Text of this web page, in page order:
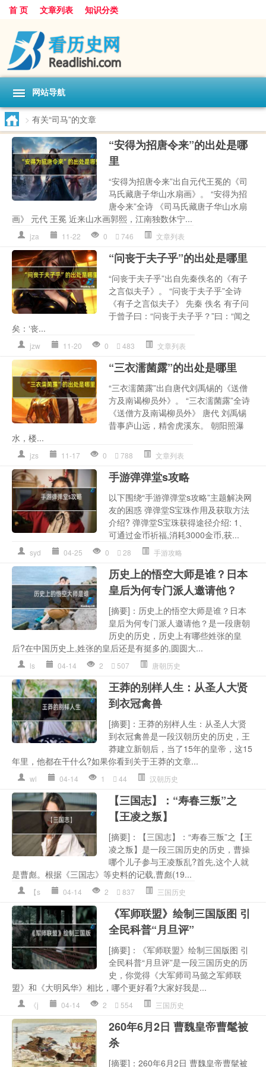
首 页 文章列表 知识分类
网站导航
> 有关“司马”的文章
“安得为招唐令来”的出处是哪
里
“安得为招唐令来”出自元代王冕的《司
马氏藏唐子华山水扇画》。 “安得为招
唐令来”全诗 《司马氏藏唐子华山水扇
画》 元代 王冕 近来山水画郭熙，江南独数休宁...
jza 11-22 0 746 文章列表
“问丧于夫子乎”的出处是哪里
“问丧于夫子乎”出自先秦佚名的《有子
之言似夫子》。 “问丧于夫子乎”全诗
《有子之言似夫子》 先秦 佚名 有子问
于曾子曰：“问丧于夫子乎？”曰：“闻之
矣：‘丧...
jzw 11-20 0 483 文章列表
“三衣濡菌露”的出处是哪里
“三衣濡菌露”出自唐代刘禹锡的《送僧
方及南谒柳员外》。 “三衣濡菌露”全诗
《送僧方及南谒柳员外》 唐代 刘禹锡
昔事庐山远，精舍虎溪东。 朝阳照瀑
水，楼...
jzs 11-17 0 788 文章列表
手游弹弹堂s攻略
以下围绕“手游弹弹堂s攻略”主题解决网
友的困惑 弹弹堂S宝珠作用及获取方法
介绍? 弹弹堂S宝珠获得途径介绍: 1、
可通过金币祈福,消耗3000金币,获...
syd 04-25 0 28 手游攻略
历史上的悟空大师是谁？日本
皇后为何专门派人邀请他？
[摘要]：历史上的悟空大师是谁？日本
皇后为何专门派人邀请他？是一段唐朝
历史的历史，历史上有哪些姓张的皇
后?在中国历史上,姓张的皇后还是有挺多的,圆圆大...
ls 04-14 2 507 唐朝历史
王莽的别样人生：从圣人大贤
到衣冠禽兽
[摘要]：王莽的别样人生：从圣人大贤
到衣冠禽兽是一段汉朝历史的历史，王
莽建立新朝后，当了15年的皇帝，这15
年里，他都在干什么?如果你看到关于王莽的文章...
wl 04-14 1 44 汉朝历史
【三国志】：“寿春三叛”之
【王凌之叛】
[摘要]：【三国志】：“寿春三叛”之【王
凌之叛】是一段三国历史的历史，曹操
哪个儿子参与王凌叛乱?首先,这个人就
是曹彪。根据《三国志》等史料的记载,曹彪(19...
【s 04-14 2 837 三国历史
《军师联盟》绘制三国版图 引
全民科普“月旦评”
[摘要]：《军师联盟》绘制三国版图 引
全民科普“月旦评”是一段三国历史的历
史，你觉得《大军师司马懿之军师联
盟》和《大明风华》相比，哪个更好看?大家好我是...
《j 04-14 2 554 三国历史
260年6月2日 曹魏皇帝曹髦被
杀
[摘要]：260年6月2日 曹魏皇帝曹髦被